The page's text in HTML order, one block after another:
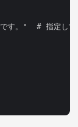
。"  # 指定して